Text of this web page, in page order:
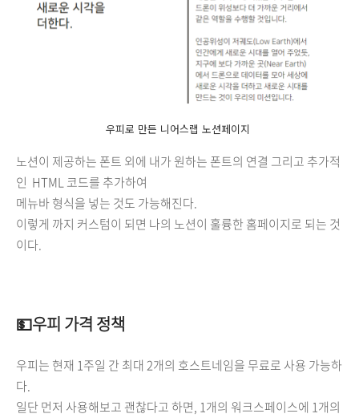
우피로 만든 니어스랩 노션페이지
노션이 제공하는 폰트 외에 내가 원하는 폰트의 연결 그리고 추가적
인 HTML 코드를 추가하여
메뉴바 형식을 넣는 것도 가능해진다.
이렇게 까지 커스텀이 되면 나의 노션이 훌륭한 홈페이지로 되는 것
이다.
💵우피 가격 정책
우피는 현재 1주일 간 최대 2개의 호스트네임을 무료로 사용 가능하
다.
일단 먼저 사용해보고 괜찮다고 하면, 1개의 워크스페이스에 1개의